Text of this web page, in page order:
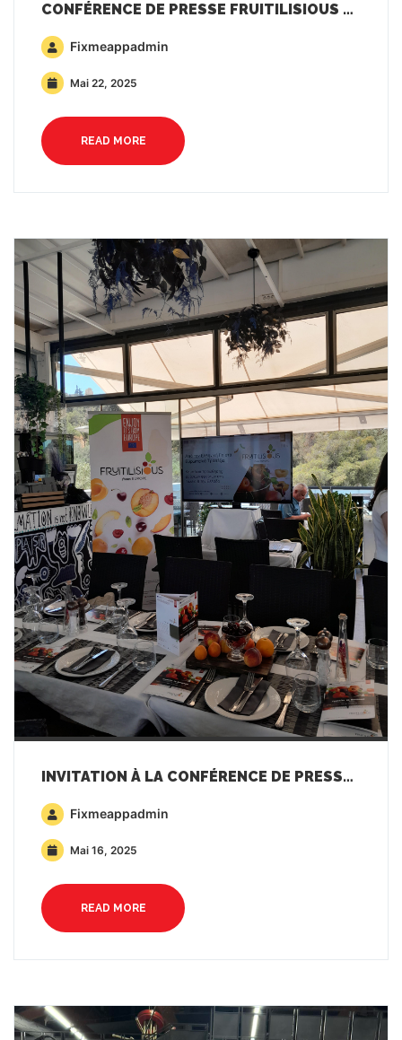
CONFÉRENCE DE PRESSE FRUITILISIOUS À ATHÈNES
Fixmeappadmin
Mai 22, 2025
READ MORE
INVITATION À LA CONFÉRENCE DE PRESSE FRUITILISIOUS À ATHÈNES
Fixmeappadmin
Mai 16, 2025
READ MORE